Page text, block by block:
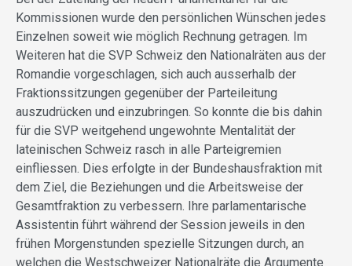
Kommissionen wurde den persönlichen Wünschen jedes
Einzelnen soweit wie möglich Rechnung getragen. Im
Weiteren hat die SVP Schweiz den Nationalräten aus der
Romandie vorgeschlagen, sich auch ausserhalb der
Fraktionssitzungen gegenüber der Parteileitung
auszudrücken und einzubringen. So konnte die bis dahin
für die SVP weitgehend ungewohnte Mentalität der
lateinischen Schweiz rasch in alle Parteigremien
einfliessen. Dies erfolgte in der Bundeshausfraktion mit
dem Ziel, die Beziehungen und die Arbeitsweise der
Gesamtfraktion zu verbessern. Ihre parlamentarische
Assistentin führt während der Session jeweils in den
frühen Morgenstunden spezielle Sitzungen durch, an
welchen die Westschweizer Nationalräte die Argumente